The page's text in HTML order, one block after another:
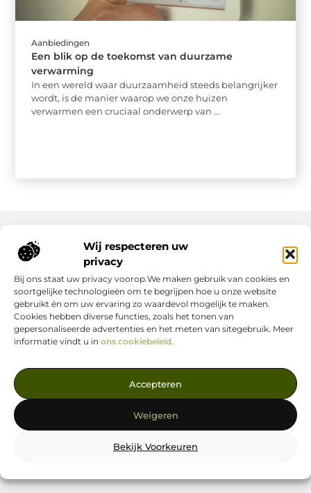
Wij respecteren uw
privacy
Bij ons staat uw privacy voorop.We maken gebruik van cookies en
soortgelijke technologieën om te begrijpen hoe u onze website
gebruikt én om uw ervaring zo waardevol mogelijk te maken.
Cookies hebben diverse functies, zoals het tonen van
gepersonaliseerde advertenties en het meten van sitegebruik. Meer
informatie vindt u in ons cookiebeleid.
Accepteren
Weigeren
Bekijk Voorkeuren
Aanbiedingen
Een blik op de toekomst van duurzame
verwarming
In een wereld waar duurzaamheid steeds belangrijker
wordt, is de manier waarop we onze huizen
verwarmen een cruciaal onderwerp van ...
— Ontdek inspirerende verhalen, nuttige tips en waardevolle
artikelen, allemaal op één centrale plek. Start je leesavontuur
vandaag op linkstrategie.nl!
Onze informatie